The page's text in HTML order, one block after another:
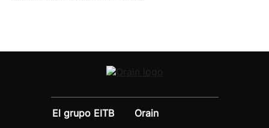
El grupo EITB
Orain